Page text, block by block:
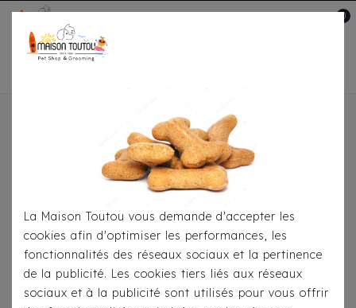
0
Toutou® Handmade Les Sacs
Luxe Wild & Chic Croco Noir
La Maison Toutou vous demande d'accepter les
cookies afin d'optimiser les performances, les
fonctionnalités des réseaux sociaux et la pertinence
de la publicité. Les cookies tiers liés aux réseaux
sociaux et à la publicité sont utilisés pour vous offrir